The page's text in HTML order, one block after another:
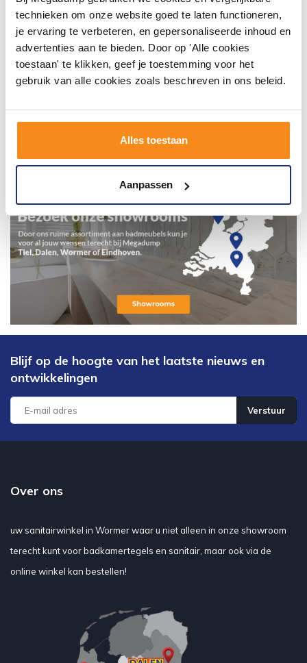
technieken om onze website goed te laten functioneren,
je ervaring te verbeteren, en gepersonaliseerde inhoud en
advertenties aan te bieden. Door op 'Alle cookies
toestaan' te klikken, geef je toestemming voor het
gebruik van alle cookies zoals beschreven in ons beleid.
Alles toestaan
Aanpassen
Blijf op de hoogte van het laatste nieuws en
ontwikkelingen
Verstuur
Over ons
uw sanitairwinkel in Wormer waar u niet alleen in onze showroom
terecht kunt voor badkamertegels en sanitair, maar ook via de
online winkel kan bestellen!